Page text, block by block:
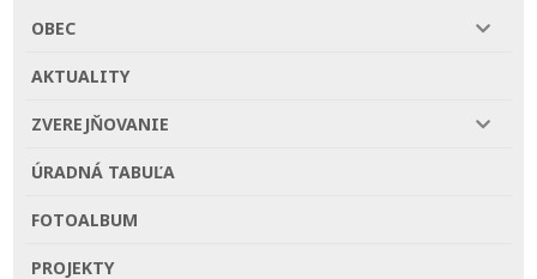
OBEC
AKTUALITY
ZVEREJŇOVANIE
ÚRADNÁ TABUĽA
FOTOALBUM
PROJEKTY